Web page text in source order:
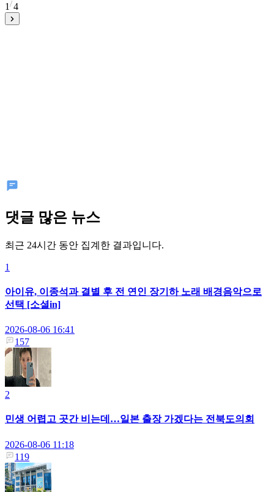
1 4
댓글 많은 뉴스
최근 24시간 동안 집계한 결과입니다.
1
아이유, 이종석과 결별 후 전 연인 장기하 노래 배경음악으로
선택 [소셜in]
2026-08-06 16:41
157
2
민생 어렵고 곳간 비는데…일본 출장 가겠다는 전북도의회
2026-08-06 11:18
119